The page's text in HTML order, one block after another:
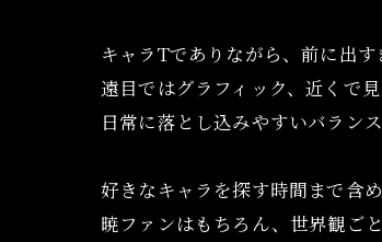
キャラTでありながら、前に出す
遠目ではグラフィック、近くで
日常に落とし込みやすいバラン
好きなキャラを探す時間まで含め
暁ファンはもちろん、世界観ご